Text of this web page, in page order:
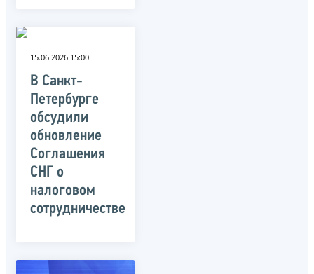
15.06.2026 15:00
В Санкт-
Петербурге
обсудили
обновление
Соглашения
СНГ о
налоговом
сотрудничестве